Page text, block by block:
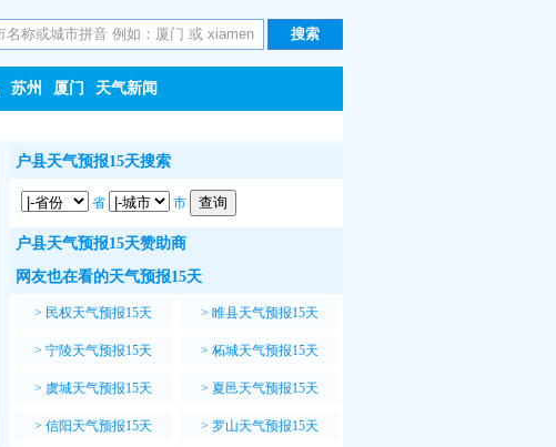
苏州 厦门 天气新闻
户县天气预报15天搜索
省 市
户县天气预报15天赞助商
网友也在看的天气预报15天
> 民权天气预报15天 > 睢县天气预报15天
> 宁陵天气预报15天 > 柘城天气预报15天
> 虞城天气预报15天 > 夏邑天气预报15天
> 信阳天气预报15天 > 罗山天气预报15天